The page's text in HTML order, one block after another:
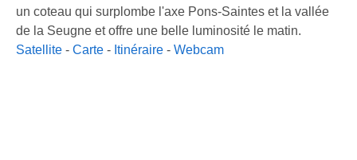
un coteau qui surplombe l'axe Pons-Saintes et la vallée
de la Seugne et offre une belle luminosité le matin.
Satellite - Carte - Itinéraire - Webcam